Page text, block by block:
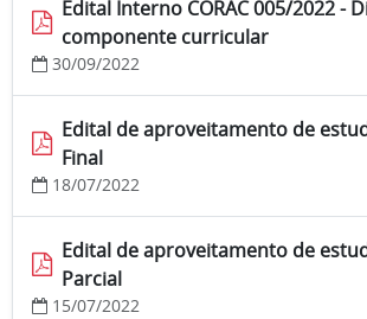
Edital Interno CORAC 005/2022 -
componente curricular
30/09/2022
Edital de aproveitamento de
Final
18/07/2022
Edital de aproveitamento de
Parcial
15/07/2022